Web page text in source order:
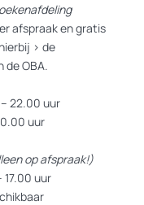
afspraak en gratis
> de
de OBA.
22.00 uur
uur
op afspraak!)
17.00 uur